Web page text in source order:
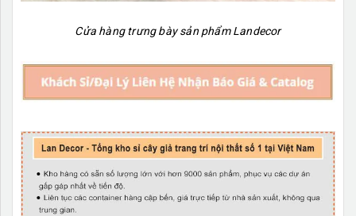
Cửa hàng trưng bày sản phẩm Landecor